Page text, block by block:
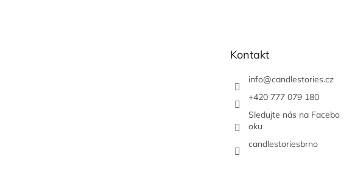
Kontakt
info@candlestories.cz
+420 777 079 180
Sledujte nás na Facebo
oku
candlestoriesbrno